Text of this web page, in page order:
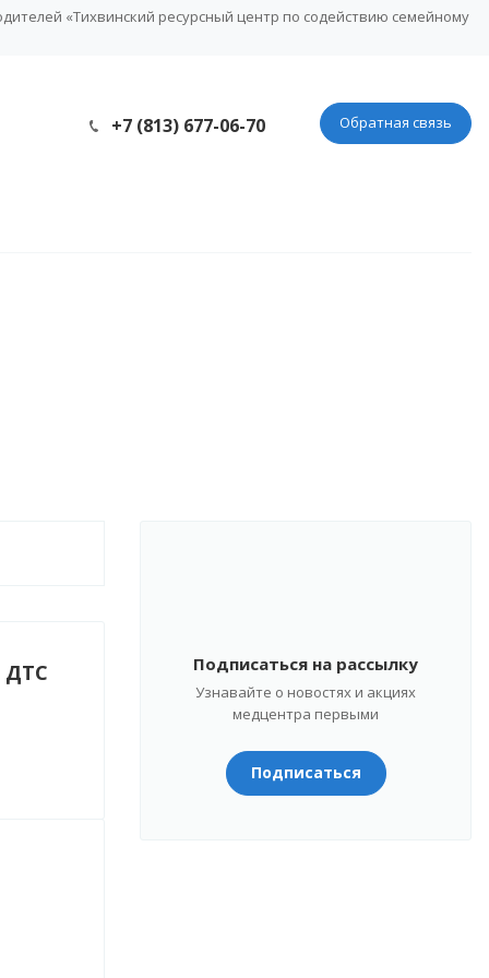
«Тихвинский ресурсный центр по содействию семейному
Обратная связь
+7 (813) 677-06-70
ДТС
Подписаться на рассылку
Узнавайте о новостях и акциях
медцентра первыми
Подписаться